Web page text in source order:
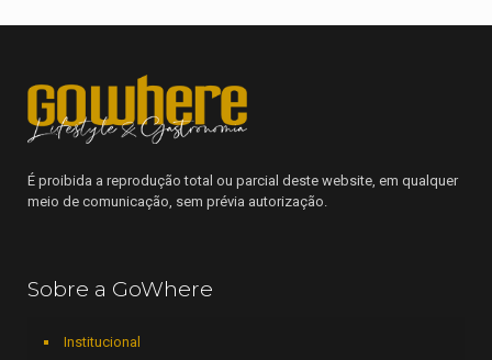
É proibida a reprodução total ou parcial deste website, em qualquer
meio de comunicação, sem prévia autorização.
Sobre a GoWhere
Institucional